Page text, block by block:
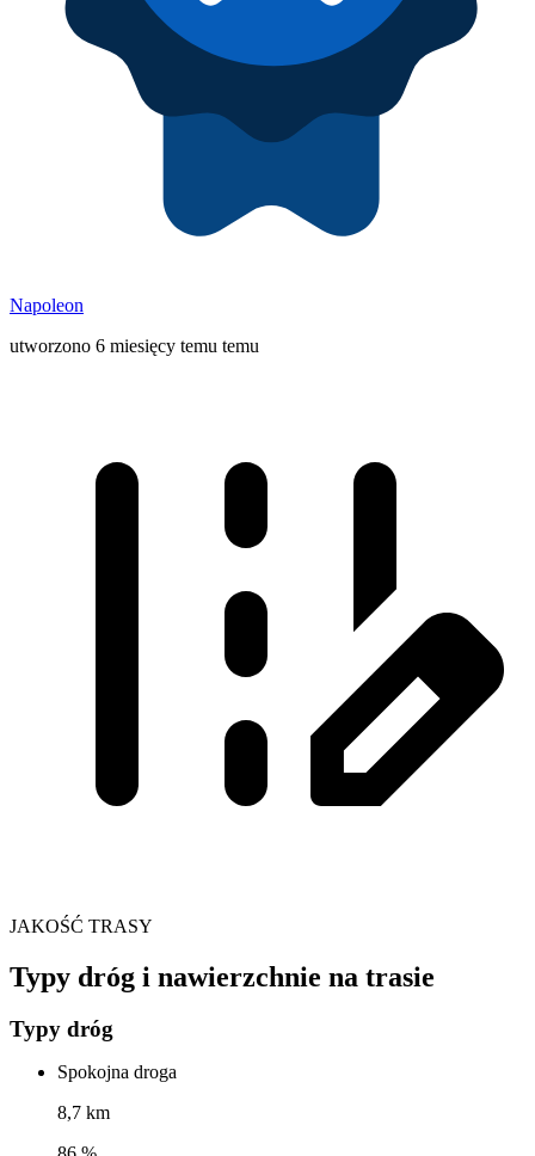
Napoleon
utworzono 6 miesięcy temu temu
JAKOŚĆ TRASY
Typy dróg i nawierzchnie na trasie
Typy dróg
Spokojna droga
8,7 km